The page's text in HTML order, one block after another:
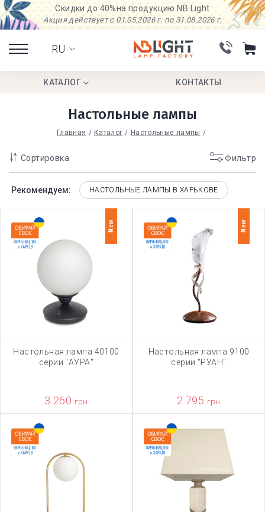
Скидки до 40%на продукцию NB Light
Акция действует с 01.05.2026 г. по 31.08.2026 г.
RU
КАТАЛОГ КОНТАКТЫ
Настольные лампы
Главная Каталог Настольные лампы
Сортировка Фильтр
Рекомендуем: НАСТОЛЬНЫЕ ЛАМПЫ В ХАРЬКОВЕ
New
Настольная лампа 40100
серии "АУРА"
3 260 грн
New
Настольная лампа 9100
серии "РУАН"
2 795 грн